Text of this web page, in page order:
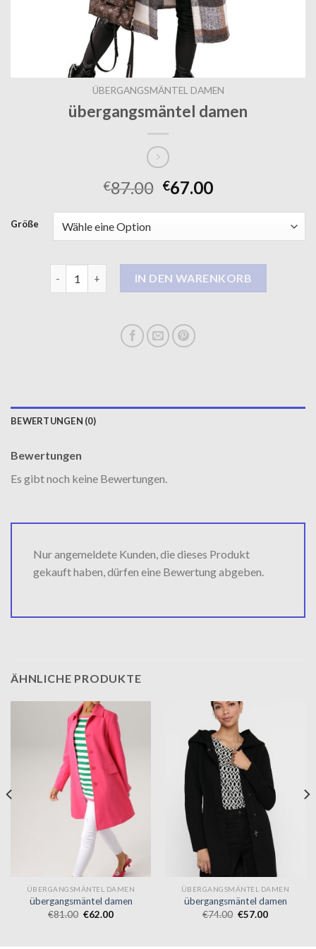
ÜBERGANGSMÄNTEL DAMEN
übergangsmäntel damen
€87.00 €67.00
Größe
übergangsmäntel damen Menge
IN DEN WARENKORB
BEWERTUNGEN (0)
Bewertungen
Es gibt noch keine Bewertungen.
Nur angemeldete Kunden, die dieses Produkt
gekauft haben, dürfen eine Bewertung abgeben.
ÄHNLICHE PRODUKTE
ÜBERGANGSMÄNTEL DAMEN
übergangsmäntel damen
€81.00 €62.00
ÜBERGANGSMÄNTEL DAMEN
übergangsmäntel damen
€74.00 €57.00